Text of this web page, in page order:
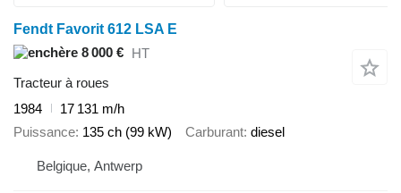
Fendt Favorit 612 LSA E
8 000 € HT
Tracteur à roues
1984
17 131 m/h
Puissance 135 ch (99 kW) Carburant diesel
Belgique, Antwerp